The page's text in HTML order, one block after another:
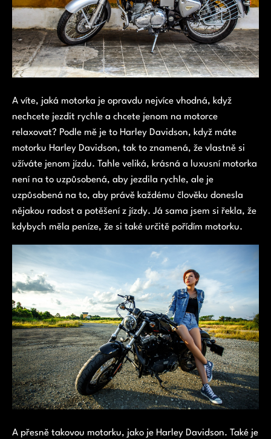
A víte, jaká motorka je opravdu nejvíce vhodná, když
nechcete jezdit rychle a chcete jenom na motorce
relaxovat? Podle mě je to Harley Davidson, když máte
motorku Harley Davidson, tak to znamená, že vlastně si
užíváte jenom jízdu. Tahle veliká, krásná a luxusní motorka
není na to uzpůsobená, aby jezdila rychle, ale je
uzpůsobená na to, aby právě každému člověku donesla
nějakou radost a potěšení z jízdy. Já sama jsem si řekla, že
kdybych měla peníze, že si také určitě pořídím motorku.
A přesně takovou motorku, jako je Harley Davidson. Také je